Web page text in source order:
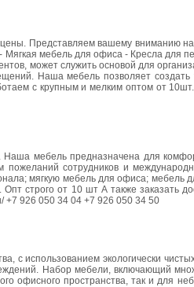
Представляем вашему вниманию
Мягкая мебель для офиса - Кресла
может служить основой для
Наша мебель позволяет
с крупным и мелким оптом от
мебель предназначена для
сотрудников и
мягкую мебель для офиса; мебель
строго от 10 шт А также заказать
+7 926 050 34 04 +7 926 050 34 50
с использованием экологически
Набор мебели, включающий
офисного пространства, так и для